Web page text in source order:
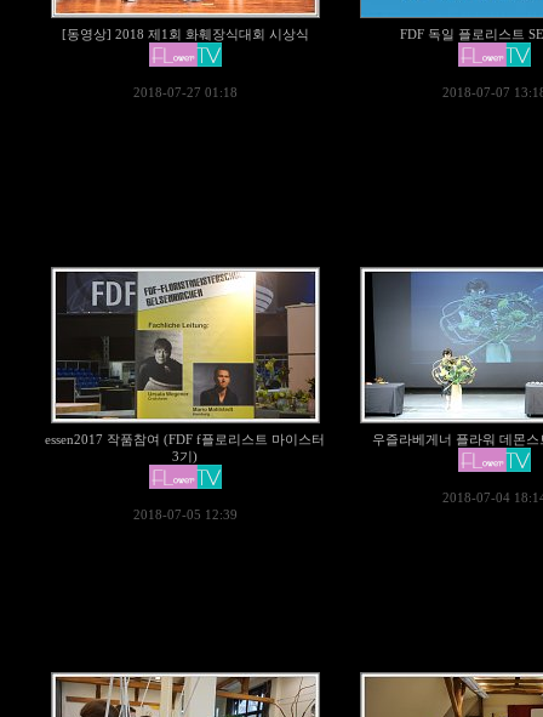
[동영상] 2018 제1회 화훼장식대회 시상식
2018-07-27 01:18
FDF 독일 플로리스트
2018-07-07
essen2017 작품참여 (FDF f플로리스트 마이스터
3기)
2018-07-05 12:39
우즐라베게너 플라워 데몬스
2018-07-04